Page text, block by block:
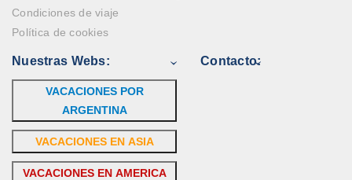
Condiciones de viaje
Política de cookies
Nuestras Webs:
VACACIONES POR
ARGENTINA
VACACIONES EN ASIA
VACACIONES EN AMERICA
Contacto: